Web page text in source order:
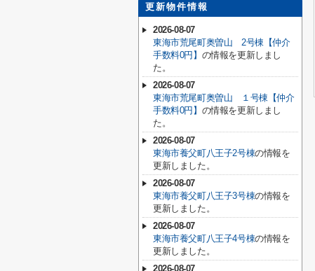
更新物件情報
2026-08-07
東海市荒尾町奥曽山 2号棟【仲介
手数料0円】 の情報を更新しまし
た。
2026-08-07
東海市荒尾町奥曽山 １号棟【仲介
手数料0円】 の情報を更新しまし
た。
2026-08-07
東海市養父町八王子2号棟の情報を
更新しました。
2026-08-07
東海市養父町八王子3号棟の情報を
更新しました。
2026-08-07
東海市養父町八王子4号棟の情報を
更新しました。
2026-08-07